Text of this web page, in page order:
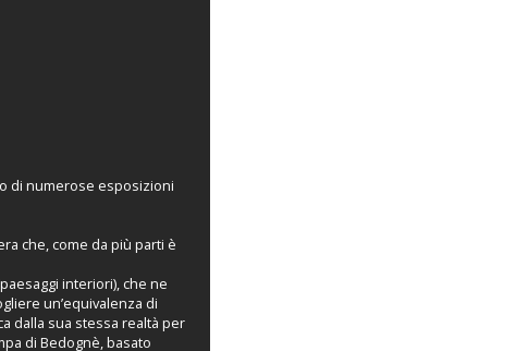
di numerose esposizioni
che, come da più parti è
interiori), che ne
un’equivalenza di
dalla sua stessa realtà per
di Bedognè, basato